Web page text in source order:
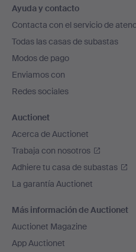
en
el
pie
de
página
Ayuda y contacto
Contacta con el servicio de
Todas las casas de subastas
Modos de pago
Enviamos con
Redes sociales
Auctionet
Acerca de Auctionet
Trabaja con nosotros
Adhiere tu casa de subastas
La garantía Auctionet
Más información de Auctionet
Auctionet Magazine
App Auctionet